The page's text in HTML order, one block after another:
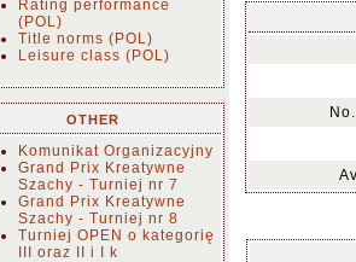
Rating performance
(POL)
Title norms (POL)
Leisure class (POL)
OTHER
Komunikat Organizacyjny
Grand Prix Kreatywne
Szachy - Turniej nr 7
Grand Prix Kreatywne
Szachy - Turniej nr 8
Turniej OPEN o kategorię
III oraz II i I k